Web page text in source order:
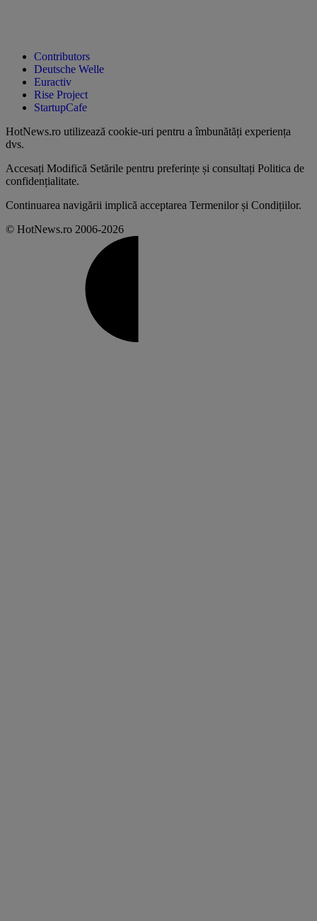
Contributors
Deutsche Welle
Euractiv
Rise Project
StartupCafe
HotNews.ro utilizează cookie-uri pentru a îmbunătăți experiența
dvs.
Accesați Modifică Setările pentru preferințe și consultați Politica de
confidențialitate.
Continuarea navigării implică acceptarea Termenilor și Condițiilor.
© HotNews.ro 2006-2026